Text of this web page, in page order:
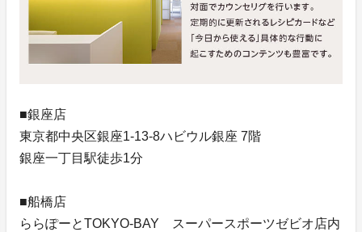
■銀座店
東京都中央区銀座1-13-8ハビウル銀座 7階
銀座一丁目駅徒歩1分
■船橋店
ららぽーとTOKYO-BAY スーパースポーツゼビオ店内